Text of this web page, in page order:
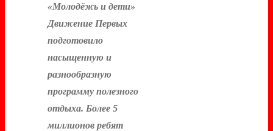
«Молодёжь и дети»
Движение Первых
подготовило
насыщенную и
разнообразную
программу полезного
отдыха. Более 5
миллионов ребят